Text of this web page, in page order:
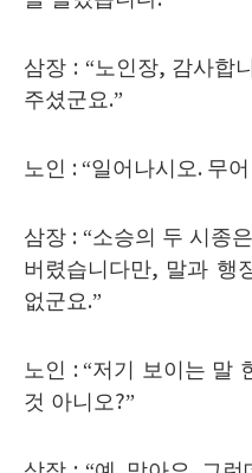
삼장 : “노인장, 감사합
주셨군요.”
노인 : “일어나시오. 무
삼장 : “소승의 두 시종
버렸습니다만, 말과 행
없군요.”
노인 : “저기 보이는 말
것 아니오?”